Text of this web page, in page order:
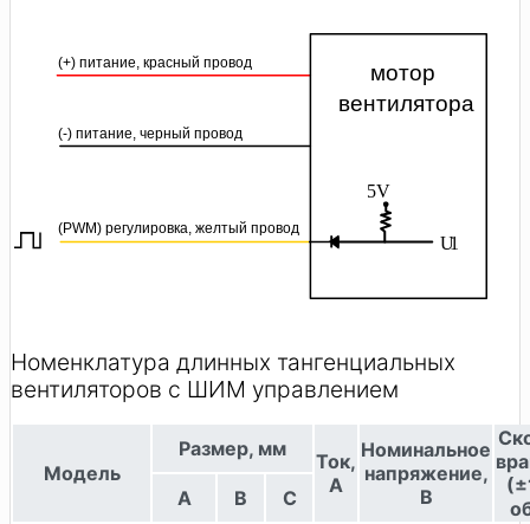
5V
U1
(+) питание, красный провод
(-) питание, черный провод
(PWM) регулировка, желтый провод
мотор
вентилятора
Номенклатура длинных тангенциальных
вентиляторов с ШИМ управлением
Модель
Размер, мм
Ток,
А
Номинальное
напряжение,
В
A B
C